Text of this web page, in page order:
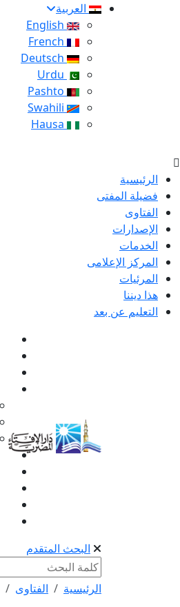
العربية
الرئيسية
فضيلة المفتى
الفتاوى
الإصدارات
الخدمات
المركز الإعلامى
المرئيات
هذا ديننا
التعليم عن بعد
البحث المتقدم
الرئيسية الفتاوى